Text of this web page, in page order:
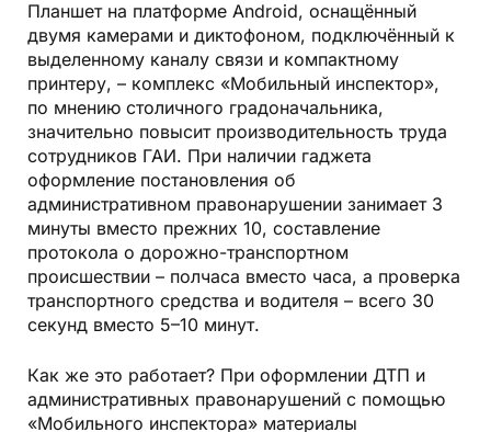
Планшет на платформе Android, оснащённый
двумя камерами и диктофоном, подключённый к
выделенному каналу связи и компактному
принтеру, – комплекс «Мобильный инспектор»,
по мнению столичного градоначальника,
значительно повысит производительность труда
сотрудников ГАИ. При наличии гаджета
оформление постановления об
административном правонарушении занимает 3
минуты вместо прежних 10, составление
протокола о дорожно-транспортном
происшествии – полчаса вместо часа, а проверка
транспортного средства и водителя – всего 30
секунд вместо 5–10 минут.
Как же это работает? При оформлении ДТП и
административных правонарушений с помощью
«Мобильного инспектора» материалы